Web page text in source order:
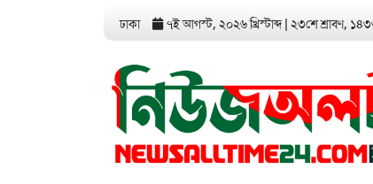
ঢাকা ৭ই আগস্ট, ২০২৬ খ্রিস্টাব্দ ২৩শে শ্রাবণ,